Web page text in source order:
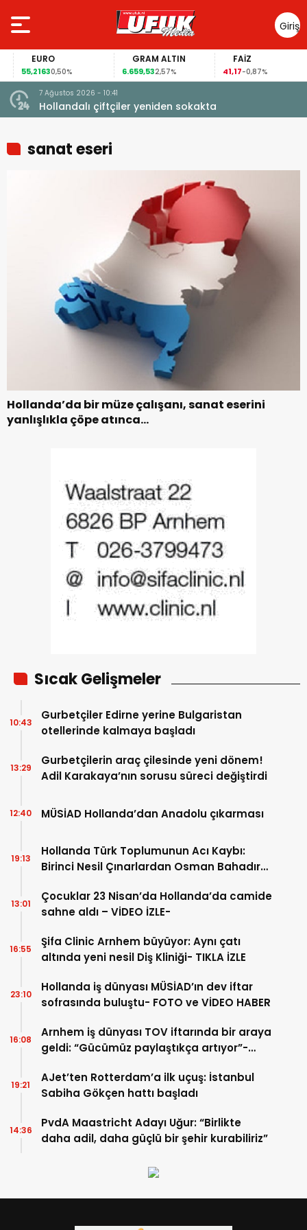
Giriş
Yap
EURO
55,21630,50%
GRAM ALTIN
6.659,532,57%
FAİZ
41,17-0,87%
şoke
7 Ağustos 2026 - 10:41
Hollandalı çiftçiler yeniden sokakta
sanat eseri
Hollanda’da bir müze çalışanı, sanat eserini
yanlışlıkla çöpe atınca…
Sıcak Gelişmeler
Gurbetçiler Edirne yerine Bulgaristan
otellerinde kalmaya başladı
10:43
Gurbetçilerin araç çilesinde yeni dönem!
Adil Karakaya’nın sorusu süreci değiştirdi
13:29
MÜSİAD Hollanda’dan Anadolu çıkarması
12:40
Hollanda Türk Toplumunun Acı Kaybı:
Birinci Nesil Çınarlardan Osman Bahadır
19:13
Çocuklar 23 Nisan’da Hollanda’da camide
sahne aldı – VİDEO İZLE-
13:01
Şifa Clinic Arnhem büyüyor: Aynı çatı
altında yeni nesil Diş Kliniği- TIKLA İZLE
16:55
Hollanda iş dünyası MÜSİAD’ın dev iftar
sofrasında buluştu- FOTO ve VİDEO HABER
23:10
Arnhem iş dünyası TOV iftarında bir araya
geldi: “Gücümüz paylaştıkça artıyor”-
16:08
AJet’ten Rotterdam’a ilk uçuş: İstanbul
Sabiha Gökçen hattı başladı
19:21
PvdA Maastricht Adayı Uğur: “Birlikte
daha adil, daha güçlü bir şehir kurabiliriz”
14:36